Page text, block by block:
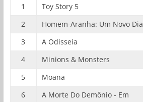
1
Toy Story 5
2
Homem-Aranha: Um Novo Dia
3
A Odisseia
4
Minions & Monsters
5
Moana
6
A Morte Do Demônio - Em